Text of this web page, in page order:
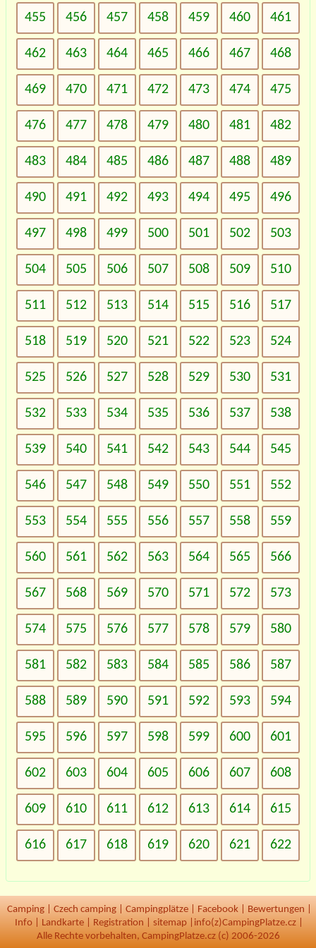
455 456 457 458 459 460 461
462 463 464 465 466 467 468
469 470 471 472 473 474 475
476 477 478 479 480 481 482
483 484 485 486 487 488 489
490 491 492 493 494 495 496
497 498 499 500 501 502 503
504 505 506 507 508 509 510
511 512 513 514 515 516 517
518 519 520 521 522 523 524
525 526 527 528 529 530 531
532 533 534 535 536 537 538
539 540 541 542 543 544 545
546 547 548 549 550 551 552
553 554 555 556 557 558 559
560 561 562 563 564 565 566
567 568 569 570 571 572 573
574 575 576 577 578 579 580
581 582 583 584 585 586 587
588 589 590 591 592 593 594
595 596 597 598 599 600 601
602 603 604 605 606 607 608
609 610 611 612 613 614 615
616 617 618 619 620 621 622
Camping Czech camping Campingplätze Facebook Bewertungen
Info
Landkarte Registration sitemap
info(z)CampingPlatze.cz |
Alle Rechte vorbehalten, CampingPlatze.cz (c) 2006-2026